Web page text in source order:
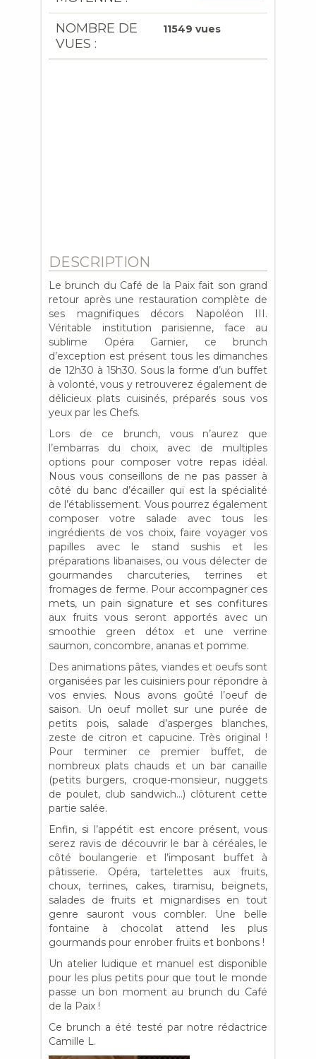
NOMBRE DE
VUES :
11549 vues
DESCRIPTION
Le brunch du Café de la Paix fait son grand
retour après une restauration complète de
ses magnifiques décors Napoléon III.
Véritable institution parisienne, face au
sublime Opéra Garnier, ce brunch
d’exception est présent tous les dimanches
de 12h30 à 15h30. Sous la forme d’un buffet
à volonté, vous y retrouverez également de
délicieux plats cuisinés, préparés sous vos
yeux par les Chefs.
Lors de ce brunch, vous n’aurez que
l’embarras du choix, avec de multiples
options pour composer votre repas idéal.
Nous vous conseillons de ne pas passer à
côté du banc d’écailler qui est la spécialité
de l’établissement. Vous pourrez également
composer votre salade avec tous les
ingrédients de vos choix, faire voyager vos
papilles avec le stand sushis et les
préparations libanaises, ou vous délecter de
gourmandes charcuteries, terrines et
fromages de ferme. Pour accompagner ces
mets, un pain signature et ses confitures
aux fruits vous seront apportés avec un
smoothie green détox et une verrine
saumon, concombre, ananas et pomme.
Des animations pâtes, viandes et oeufs sont
organisées par les cuisiniers pour répondre à
vos envies. Nous avons goûté l’oeuf de
saison. Un oeuf mollet sur une purée de
petits pois, salade d’asperges blanches,
zeste de citron et capucine. Très original !
Pour terminer ce premier buffet, de
nombreux plats chauds et un bar canaille
(petits burgers, croque-monsieur, nuggets
de poulet, club sandwich…) clôturent cette
partie salée.
Enfin, si l’appétit est encore présent, vous
serez ravis de découvrir le bar à céréales, le
côté boulangerie et l’imposant buffet à
pâtisserie. Opéra, tartelettes aux fruits,
choux, terrines, cakes, tiramisu, beignets,
salades de fruits et mignardises en tout
genre sauront vous combler. Une belle
fontaine à chocolat attend les plus
gourmands pour enrober fruits et bonbons !
Un atelier ludique et manuel est disponible
pour les plus petits pour que tout le monde
passe un bon moment au brunch du Café
de la Paix !
Ce brunch a été testé par notre rédactrice
Camille L.